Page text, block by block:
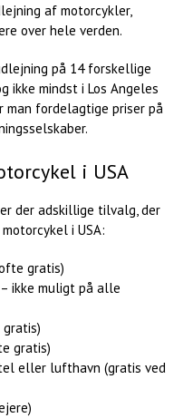
af motorcykler,
over hele verden.
på 14 forskellige
ikke mindst i Los Angeles
man fordelagtige priser på
i USA
der adskillige tilvalg, der
i USA:
gratis)
ikke muligt på alle
gratis)
eller lufthavn (gratis ved